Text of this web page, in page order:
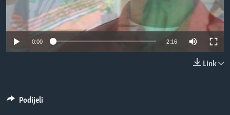
MAGAZIN
O GLASU AMERIKE
Learning English
0:00 2:16
Link
Podijeli